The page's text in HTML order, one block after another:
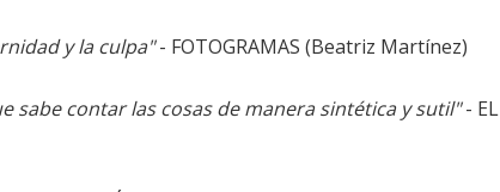
y la culpa"- FOTOGRAMAS (Beatriz Martínez)
sabe contar las cosas de manera sintética y sutil"- EL